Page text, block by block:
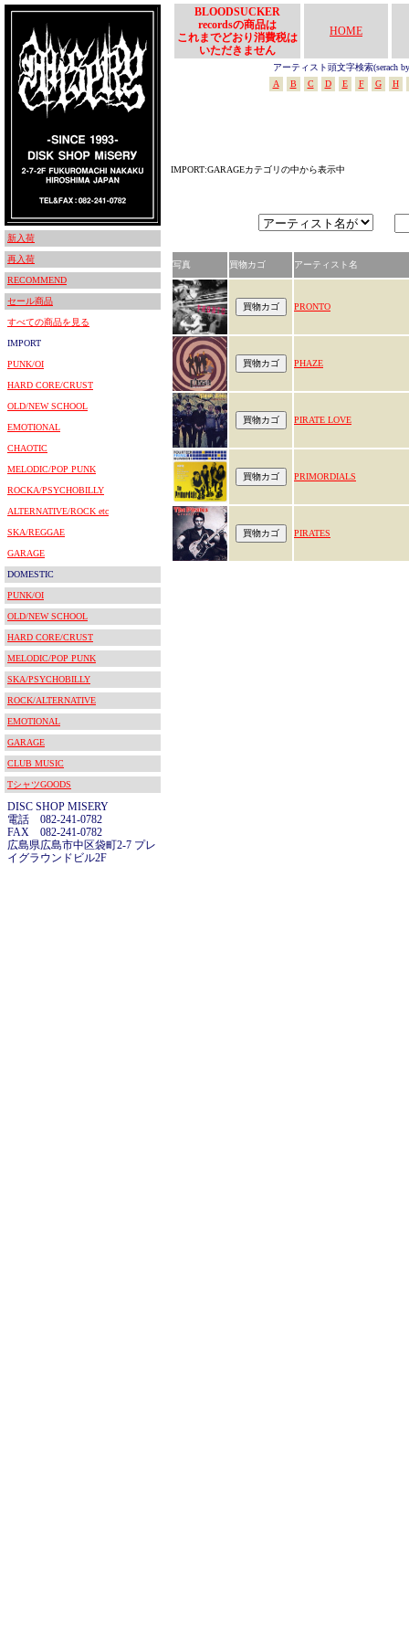
新入荷
再入荷
RECOMMEND
セール商品
すべての商品を見る
IMPORT
PUNK/OI
HARD CORE/CRUST
OLD/NEW SCHOOL
EMOTIONAL
CHAOTIC
MELODIC/POP PUNK
ROCKA/PSYCHOBILLY
ALTERNATIVE/ROCK etc
SKA/REGGAE
GARAGE
DOMESTIC
PUNK/OI
OLD/NEW SCHOOL
HARD CORE/CRUST
MELODIC/POP PUNK
SKA/PSYCHOBILLY
ROCK/ALTERNATIVE
EMOTIONAL
GARAGE
CLUB MUSIC
TシャツGOODS
DISC SHOP MISERY
電話 082-241-0782
FAX 082-241-0782
広島県広島市中区袋町2-7 プレ
イグラウンドビル2F
BLOODSUCKER
recordsの商品は
これまでどおり消費税は
いただきません
HOME
アーティスト頭文字検索(serach
A
B C D E F G H
IMPORT:GARAGEカテゴリの中から表示中
写真 買物カゴ アーティスト名
PRONTO
PHAZE
PIRATE LOVE
PRIMORDIALS
PIRATES